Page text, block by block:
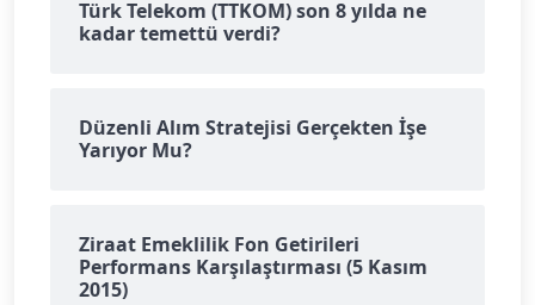
Türk Telekom (TTKOM) son 8 yılda ne
kadar temettü verdi?
Düzenli Alım Stratejisi Gerçekten İşe
Yarıyor Mu?
Ziraat Emeklilik Fon Getirileri
Performans Karşılaştırması (5 Kasım
2015)